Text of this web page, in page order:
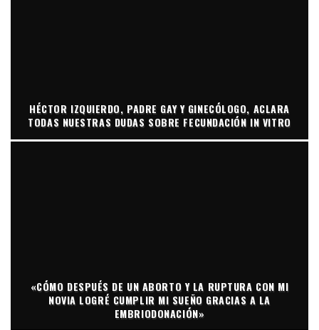
HÉCTOR IZQUIERDO, PADRE GAY Y GINECÓLOGO, ACLARA
TODAS NUESTRAS DUDAS SOBRE FECUNDACIÓN IN VITRO
«CÓMO DESPUÉS DE UN ABORTO Y LA RUPTURA CON MI
NOVIA LOGRÉ CUMPLIR MI SUEÑO GRACIAS A LA
EMBRIODONACIÓN»